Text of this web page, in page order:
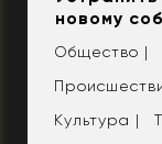
новому
Общество |
Культура |